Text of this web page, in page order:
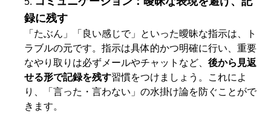
録に残す
「たぶん」「良い感じで」といった曖昧な指示は、ト
ラブルの元です。指示は具体的かつ明確に行い、重要
なやり取りは必ずメールやチャットなど、 後から見返
せる形で記録を残す習慣をつけましょう。これによ
り、「言った・言わない」の水掛け論を防ぐことがで
きます。